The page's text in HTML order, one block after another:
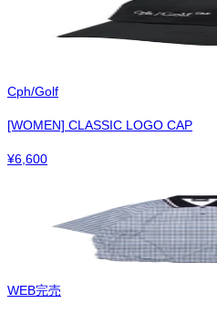
Cph/Golf
[WOMEN] CLASSIC LOGO CAP
¥6,600
WEB完売